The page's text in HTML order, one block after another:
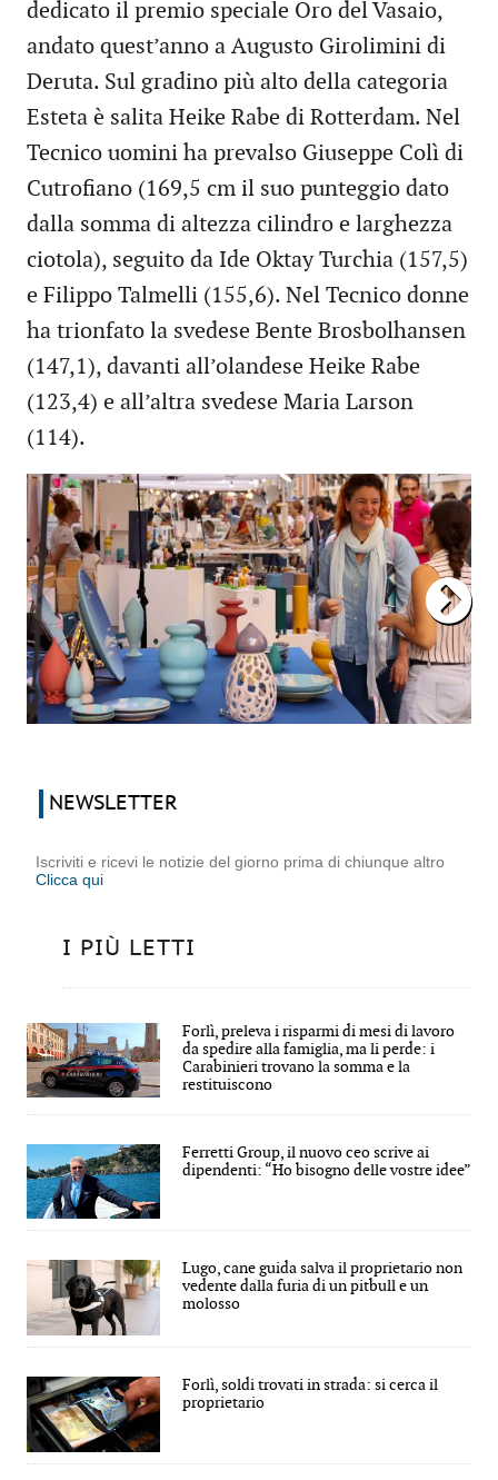
dedicato il premio speciale Oro del Vasaio,
andato quest’anno a Augusto Girolimini di
Deruta. Sul gradino più alto della categoria
Esteta è salita Heike Rabe di Rotterdam. Nel
Tecnico uomini ha prevalso Giuseppe Colì di
Cutrofiano (169,5 cm il suo punteggio dato
dalla somma di altezza cilindro e larghezza
ciotola), seguito da Ide Oktay Turchia (157,5)
e Filippo Talmelli (155,6). Nel Tecnico donne
ha trionfato la svedese Bente Brosbolhansen
(147,1), davanti all’olandese Heike Rabe
(123,4) e all’altra svedese Maria Larson
(114).
NEWSLETTER
Iscriviti e ricevi le notizie del giorno prima di chiunque altro
Clicca qui
I PIÙ LETTI
Forlì, preleva i risparmi di mesi di lavoro
da spedire alla famiglia, ma li perde: i
Carabinieri trovano la somma e la
restituiscono
Ferretti Group, il nuovo ceo scrive ai
dipendenti: “Ho bisogno delle vostre idee”
Lugo, cane guida salva il proprietario non
vedente dalla furia di un pitbull e un
molosso
Forlì, soldi trovati in strada: si cerca il
proprietario